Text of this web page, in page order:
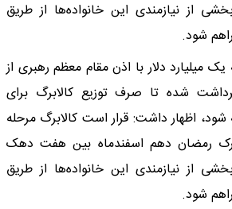
از نیازمندی این خانواده‌ها از طریق
شود.
یک میلیارد دلار با اذن مقام معظم رهبری از
شده تا صرف توزیع کالابرگ برای
اظهار داشت: قرار است کالابرگ مرحله
رمضان دهم اسفندماه بین هفت دهک
از نیازمندی این خانواده‌ها از طریق
شود.